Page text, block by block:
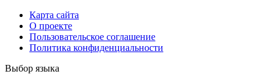
Карта сайта
О проекте
Пользовательское соглашение
Политика конфиденциальности
Выбор языка